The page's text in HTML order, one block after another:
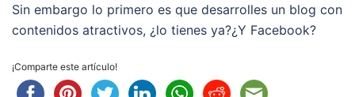
Sin embargo lo primero es que desarrolles un blog con
contenidos atractivos, ¿lo tienes ya?¿Y Facebook?
¡Comparte este artículo!